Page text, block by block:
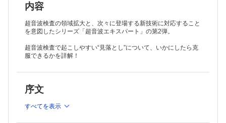
4 脾臓の解剖
5 腎臓・尿路の解剖
6 婦人科領域の解剖
7 消化管の解剖
1 Bモード断層像の設定
2 ドプラ法の設定
■各論 部位別スクリーニングのコツ
1 肝臓 南里和秀
1 はじめに
内容
超音波検査の領域拡大と、次々に登場する新技術に対応すること
を意図したシリーズ「超音波エキスパート」の第2弾。
超音波検査で起こしやすい“見落とし”について、いかにしたら克
服できるかを詳解！
序文
すべてを表示